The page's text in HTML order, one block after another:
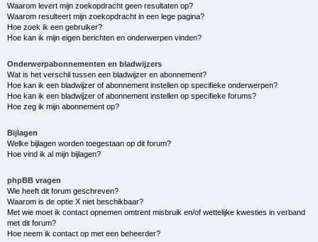
Waarom levert mijn zoekopdracht geen resultaten op?
Waarom resulteert mijn zoekopdracht in een lege pagina?
Hoe zoek ik een gebruiker?
Hoe kan ik mijn eigen berichten en onderwerpen vinden?
Onderwerpabonnementen en bladwijzers
Wat is het verschil tussen een bladwijzer en abonnement?
Hoe kan ik een bladwijzer of abonnement instellen op specifieke onderwerpen?
Hoe kan ik een bladwijzer of abonnement instellen op specifieke forums?
Hoe zeg ik mijn abonnement op?
Bijlagen
Welke bijlagen worden toegestaan op dit forum?
Hoe vind ik al mijn bijlagen?
phpBB vragen
Wie heeft dit forum geschreven?
Waarom is de optie X niet beschikbaar?
Met wie moet ik contact opnemen omtrent misbruik en/of wettelijke kwesties in verband
met dit forum?
Hoe neem ik contact op met een beheerder?